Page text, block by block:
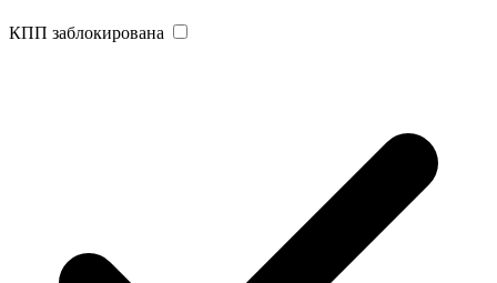
КПП заблокирована